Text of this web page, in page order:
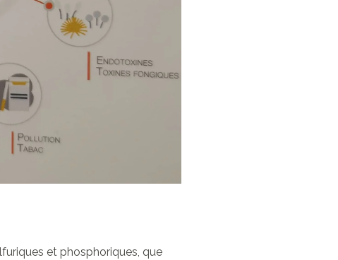
et phosphoriques, que